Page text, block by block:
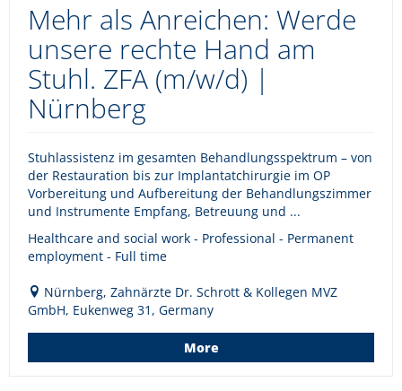
Mehr als Anreichen: Werde
unsere rechte Hand am
Stuhl. ZFA (m/w/d) |
Nürnberg
Stuhlassistenz im gesamten Behandlungsspektrum – von
der Restauration bis zur Implantatchirurgie im OP
Vorbereitung und Aufbereitung der Behandlungszimmer
und Instrumente Empfang, Betreuung und ...
Healthcare and social work - Professional - Permanent
employment - Full time
Nürnberg, Zahnärzte Dr. Schrott & Kollegen MVZ
GmbH, Eukenweg 31, Germany
More